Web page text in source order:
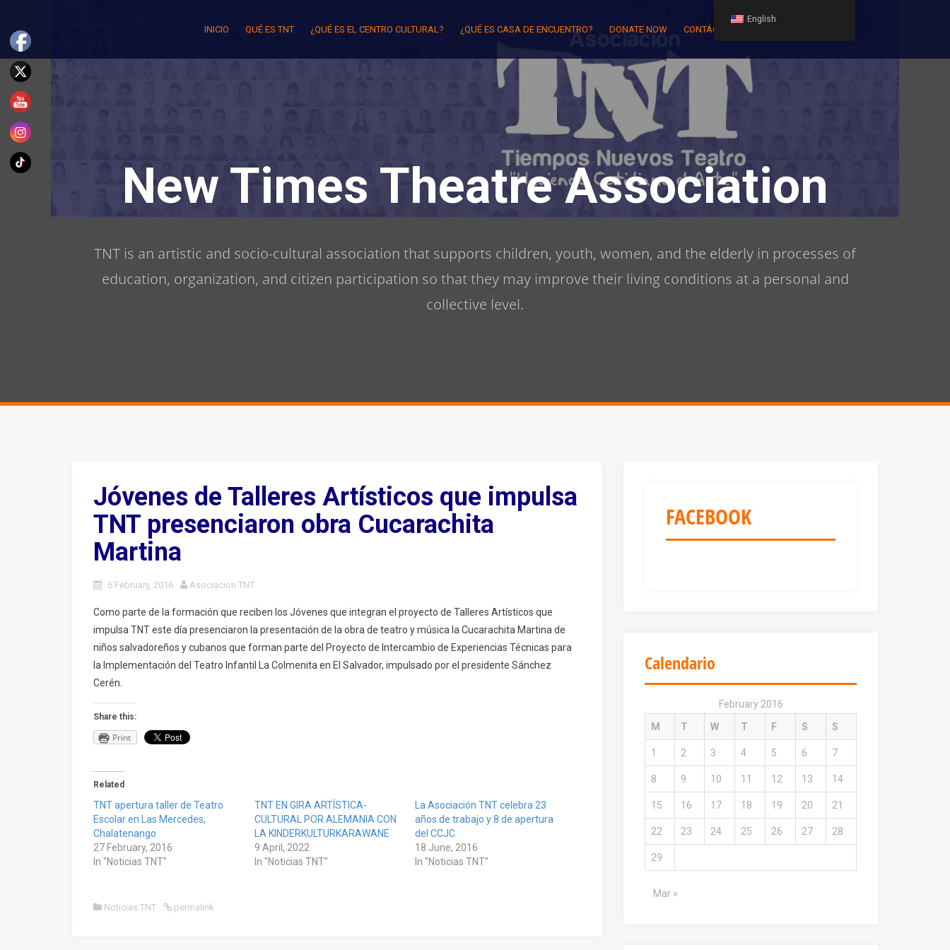
content
INICIO QUÉ ES TNT ¿QUÉ ES EL CENTRO CULTURAL? ¿QUÉ ES CASA DE ENCUENTRO? DONATE NOW CONTÁCTENOS
New Times Theatre Association
TNT is an artistic and socio-cultural association that supports children, youth, women, and the elderly in processes of
education, organization, and citizen participation so that they may improve their living conditions at a personal and
collective level.
Jóvenes de Talleres Artísticos que impulsa
TNT presenciaron obra Cucarachita
Martina
6 February, 2016 Asociacion TNT
Como parte de la formación que reciben los Jóvenes que integran el proyecto de Talleres Artísticos que
impulsa TNT este día presenciaron la presentación de la obra de teatro y música la Cucarachita Martina de
niños salvadoreños y cubanos que forman parte del Proyecto de Intercambio de Experiencias Técnicas para
la Implementación del Teatro Infantil La Colmenita en El Salvador, impulsado por el presidente Sánchez
Cerén.
Share this:
Print
Related
TNT apertura taller de Teatro
Escolar en Las Mercedes,
Chalatenango
27 February, 2016
In "Noticias TNT"
TNT EN GIRA ARTÍSTICA-
CULTURAL POR ALEMANIA CON
LA KINDERKULTURKARAWANE
9 April, 2022
In "Noticias TNT"
La Asociación TNT celebra 23
años de trabajo y 8 de apertura
del CCJC
18 June, 2016
In "Noticias TNT"
Noticias TNT permalink
FACEBOOK
Calendario
February 2016
M
T W T F S S
1 2 3 4 5 6 7
8 9 10 11 12 13 14
15 16 17 18 19 20 21
22 23 24 25 26 27 28
29
Mar »
English